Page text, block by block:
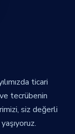
ticari
tecrübenin
siz değerli